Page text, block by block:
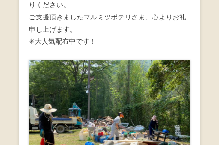
りください。
ご支援頂きましたマルミツポテリさま、心よりお礼
申し上げます。
✳大人気配布中です！